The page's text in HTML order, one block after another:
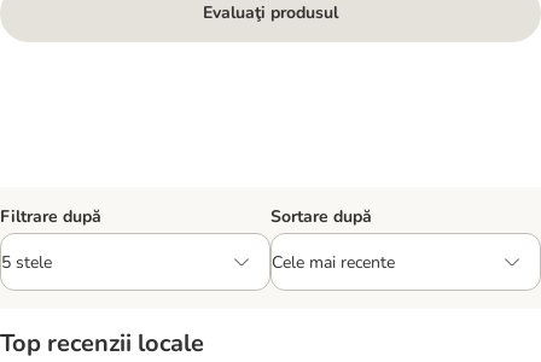
Evaluaţi produsul
Filtrare după Sortare după
Top recenzii locale